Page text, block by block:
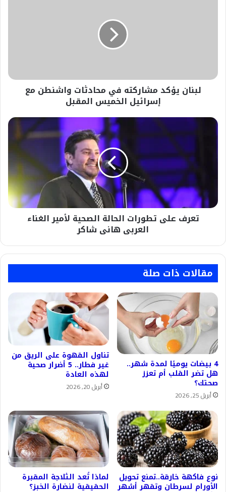
الخميس
المقبللبنان يؤكد مشاركته في محادثات واشنطن مع
إسرائيل الخميس المقبل
تعرف
على
الحالة
الصحية
العربى
هانى
تعرف على تطورات الحالة الصحية لأمير الغناء
العربى هانى شاكر
مقالات ذات صلة
4 بيضات يوميًا لمدة شهر..
هل تضر القلب أم تعزز
صحتك؟
أبريل 25, 2026
تناول القهوة على الريق من
غير فطار.. 5 أضرار صحية
لهذه العادة
أبريل 20, 2026
نوع فاكهة خارقة..تمنع تحويل
الأورام لسرطان وتقهر أشهر
لماذا تُعد الثلاجة المقبرة
الحقيقية لنضارة الخبز؟